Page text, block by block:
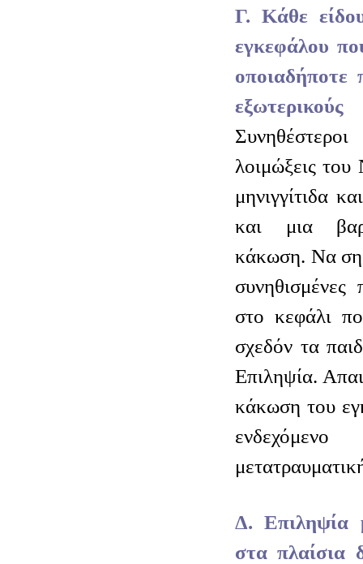
Γ. Κάθε
εγκεφάλου
οποιαδήποτε
λοιμώξεις
μηνιγγίτιδα
και μια
κάκωση. Να
συνηθισμένες
στο κεφάλι
σχεδόν τα
Επιληψία.
κάκωση του
Δ. Επιληψία
στα πλαίσια